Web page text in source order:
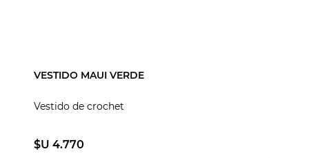
VESTIDO MAUI VERDE
Vestido de crochet
$U 4.770